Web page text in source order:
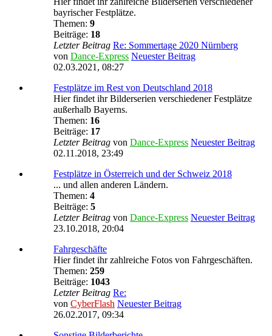
bayrischer Festplätze.
Themen: 9
Beiträge: 18
Letzter Beitrag Re: Sommertage 2020 Nürnberg
von Dance-Express Neuester Beitrag
02.03.2021, 08:27
Festplätze im Rest von Deutschland 2018
Hier findet ihr Bilderserien verschiedener Festplätze
außerhalb Bayerns.
Themen: 16
Beiträge: 17
Letzter Beitrag von Dance-Express Neuester Beitrag
02.11.2018, 23:49
Festplätze in Österreich und der Schweiz 2018
... und allen anderen Ländern.
Themen: 4
Beiträge: 5
Letzter Beitrag von Dance-Express Neuester Beitrag
23.10.2018, 20:04
Fahrgeschäfte
Hier findet ihr zahlreiche Fotos von Fahrgeschäften.
Themen: 259
Beiträge: 1043
Letzter Beitrag Re:
von CyberFlash Neuester Beitrag
26.02.2017, 09:34